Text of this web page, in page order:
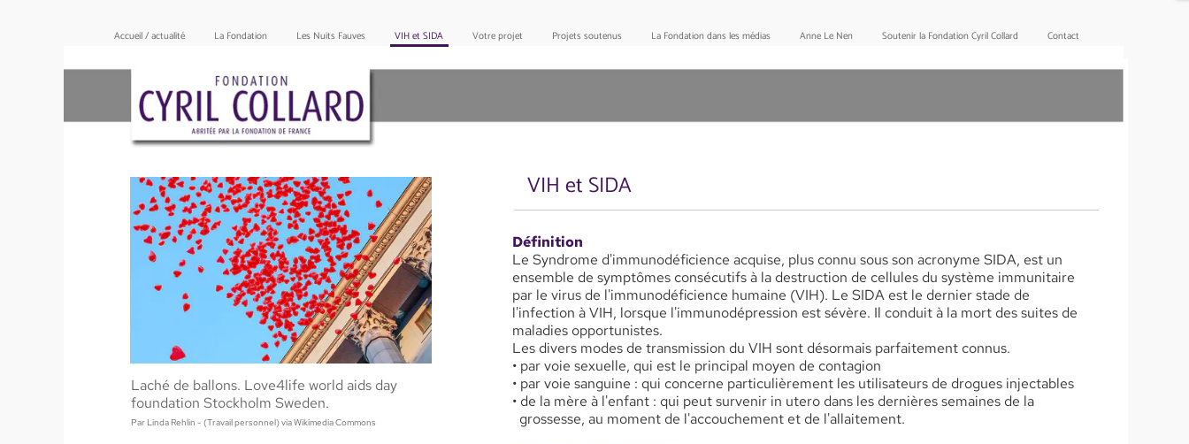
Accueil / actualité La Fondation Les Nuits Fauves VIH et SIDA Votre projet Projets soutenus La Fondation dans les médias Anne Le Nen Soutenir la Fondation Cyril Collard Contact
VIH et SIDA
Définition
Le Syndrome d'immunodéficience acquise, plus connu sous son acronyme SIDA, est un
ensemble de symptômes consécutifs à la destruction de cellules du système immunitaire
par le virus de l'immunodéficience humaine (VIH). Le SIDA est le dernier stade de
l'infection à VIH, lorsque l'immunodépression est sévère. Il conduit à la mort des suites de
maladies opportunistes.
Les divers modes de transmission du VIH sont désormais parfaitement connus.
• par voie sexuelle, qui est le principal moyen de contagion
• par voie sanguine : qui concerne particulièrement les utilisateurs de drogues injectables
• de la mère à l'enfant : qui peut survenir in utero dans les dernières semaines de la
grossesse, au moment de l'accouchement et de l'allaitement.
Laché de ballons. Love4life world aids day
foundation Stockholm Sweden.
Par Linda Rehlin - (Travail personnel) via Wikimedia Commons